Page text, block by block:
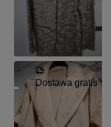
Dostawa gratis